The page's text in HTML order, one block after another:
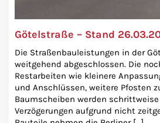
Götelstraße – Stand
Die Straßenbauleistungen in der
weitgehend abgeschlossen. Die
Restarbeiten wie kleinere
und Anschlüssen, weitere Pfosten
Baumscheiben werden
Verzögerungen aufgrund nicht